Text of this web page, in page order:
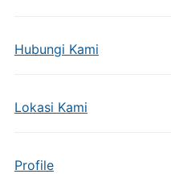
Hubungi Kami
Lokasi Kami
Profile